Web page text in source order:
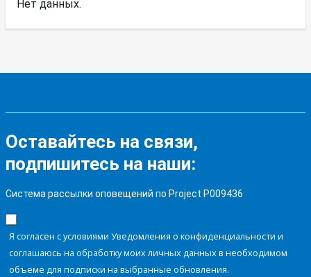
Нет данных.
Оставайтесь на связи,
подпишитесь на наши:
Система рассылки оповещений по Project P009436
Я согласен с условиями Уведомления о конфиденциальности и
соглашаюсь на обработку моих личных данных в необходимом
объеме для подписки на выбранные обновления.